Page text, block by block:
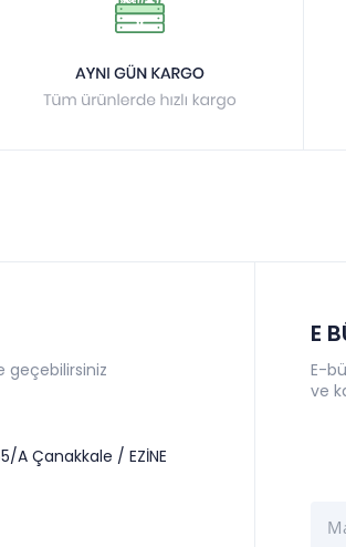
geçebilirsiniz
A Çanakkale / EZİNE
E
E-
ve